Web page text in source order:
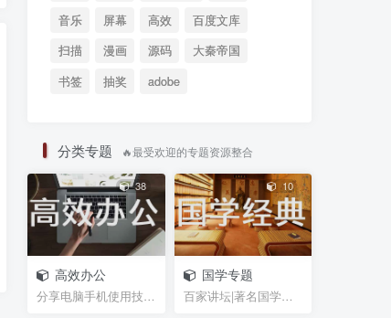
音乐
屏幕 高效
百度文库
扫描
漫画 源码
大秦帝国
书签
抽奖 adobe
分类专题 🔥最受欢迎的专题资源整合
38
高效办公
分享电脑手机使用技巧，及辅助软件插件等小工具，帮...
10
国学专题
百家讲坛|著名国学大师视频课程|易中天曾仕强于丹纪...